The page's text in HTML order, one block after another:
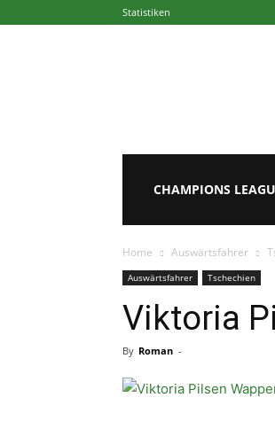
Statistiken
CHAMPIONS
Home Auswärtsfahrer
Auswärtsfahrer Tschechien
Viktoria
By Roman -